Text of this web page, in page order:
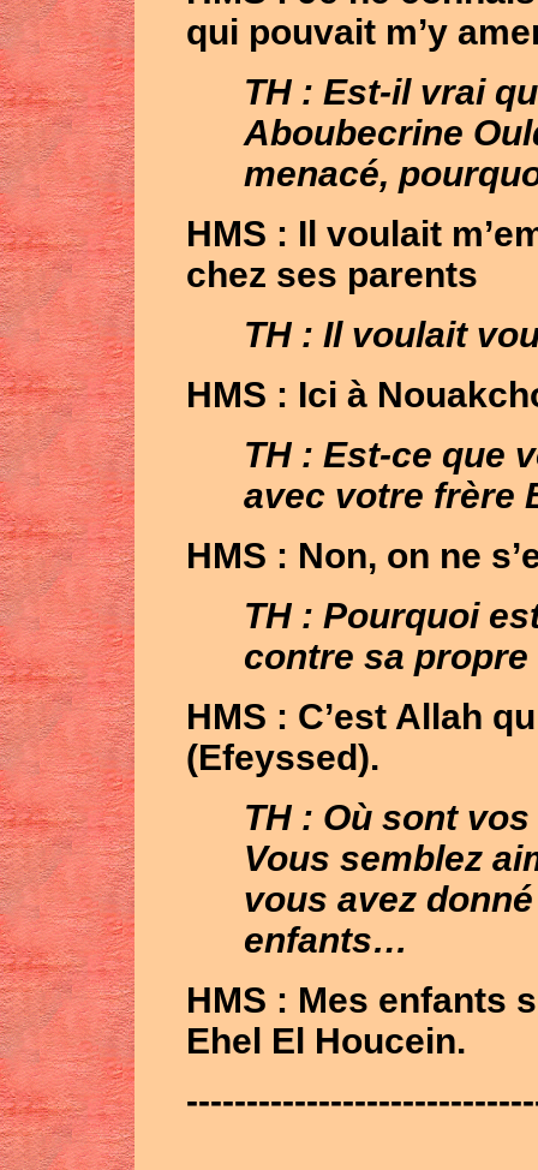
qui pouvait m’y
TH : Est-il vrai
Aboubecrine
menacé,
HMS : Il voulait
chez ses parents
TH : Il voulait
HMS : Ici à
TH : Est-ce que
avec votre frère
HMS : Non, on ne
TH : Pourquoi
contre sa
HMS : C’est Allah
(Efeyssed).
TH : Où sont
Vous semblez
vous avez
enfants…
HMS : Mes enfants
Ehel El Houcein.